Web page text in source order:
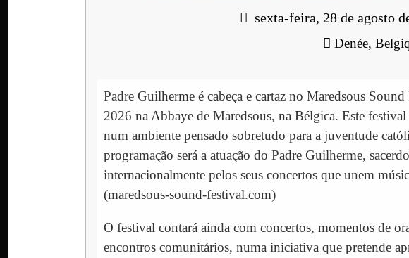
sexta-feira, 28 de agosto
Denée,
Padre Guilherme é cabeça e cartaz no Maredsous
2026 na Abbaye de Maredsous, na Bélgica. Este
num ambiente pensado sobretudo para a juventude
programação será a atuação do Padre Guilherme,
internacionalmente pelos seus concertos que unem
(maredsous-sound-festival.com)
O festival contará ainda com concertos, momentos de
encontros comunitários, numa iniciativa que pretende